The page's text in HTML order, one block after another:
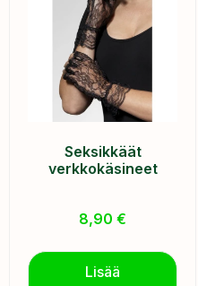
Seksikkäät
verkkokäsineet
8,90 €
Lisää